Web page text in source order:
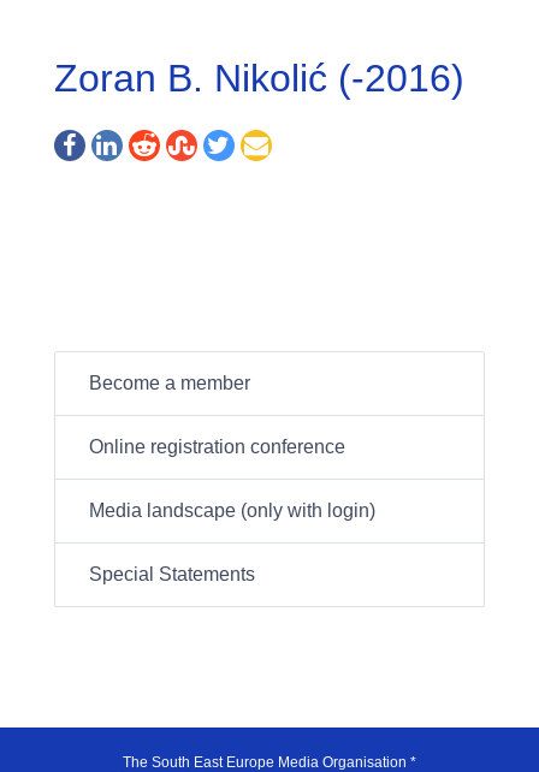
Zoran B. Nikolić (-2016)
Become a member
Online registration conference
Media landscape (only with login)
Special Statements
The South East Europe Media Organisation *